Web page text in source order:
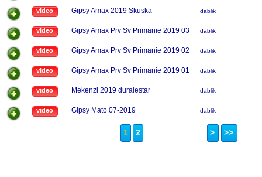
video Gipsy Amax 2019 Skuska dablik
video Gipsy Amax Prv Sv Primanie 2019 03 dablik
video Gipsy Amax Prv Sv Primanie 2019 02 dablik
video Gipsy Amax Prv Sv Primanie 2019 01 dablik
video Mekenzi 2019 duralestar dablik
video Gipsy Mato 07-2019 dablik
1 2 > >>